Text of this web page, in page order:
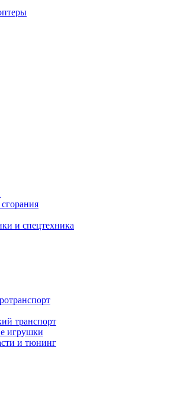
и спецтехника
транспорт
игрушки
и тюнинг